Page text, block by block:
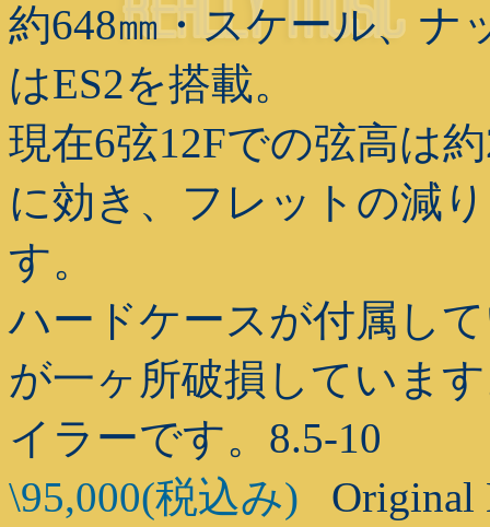
約648㎜・スケール、ナ
はES2を搭載。
現在6弦12Fでの弦高は
に効き、フレットの減
す。
ハードケースが付属し
が一ヶ所破損していま
イラーです。8.5-10
\95,000(税込み) Original